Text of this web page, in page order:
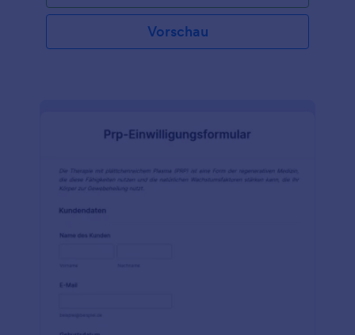
Entlassung aus dem Krankenhaus jedoch ein oder
mehrere Felder nicht enthält, die Sie benötigen,
müssen Sie sich keine Sorgen machen. Sie können
Sie brauchen keine Programmierkenntnisse. Nutzen
Entlassung von Patienten benötigen.
Vorschau